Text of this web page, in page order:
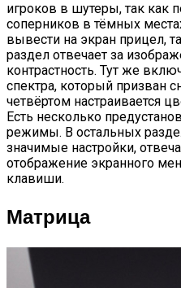
игроков в шутеры, так как
соперников в тёмных
вывести на экран прицел,
раздел отвечает за
контрастность. Тут же
спектра, который призван
четвёртом настраивается
Есть несколько
режимы. В остальных
значимые настройки,
отображение экранного
клавиши.
Матрица